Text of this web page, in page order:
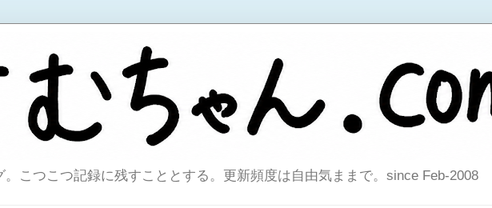
こつこつ記録に残すこととする。更新頻度は自由気ままで。since Feb-2008